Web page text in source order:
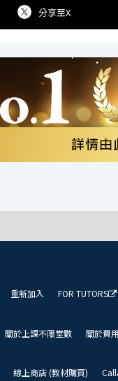
分享至X
重新加入 FOR TUTORS
關於上課不限堂數 關於費用
線上商店 (教材購買)